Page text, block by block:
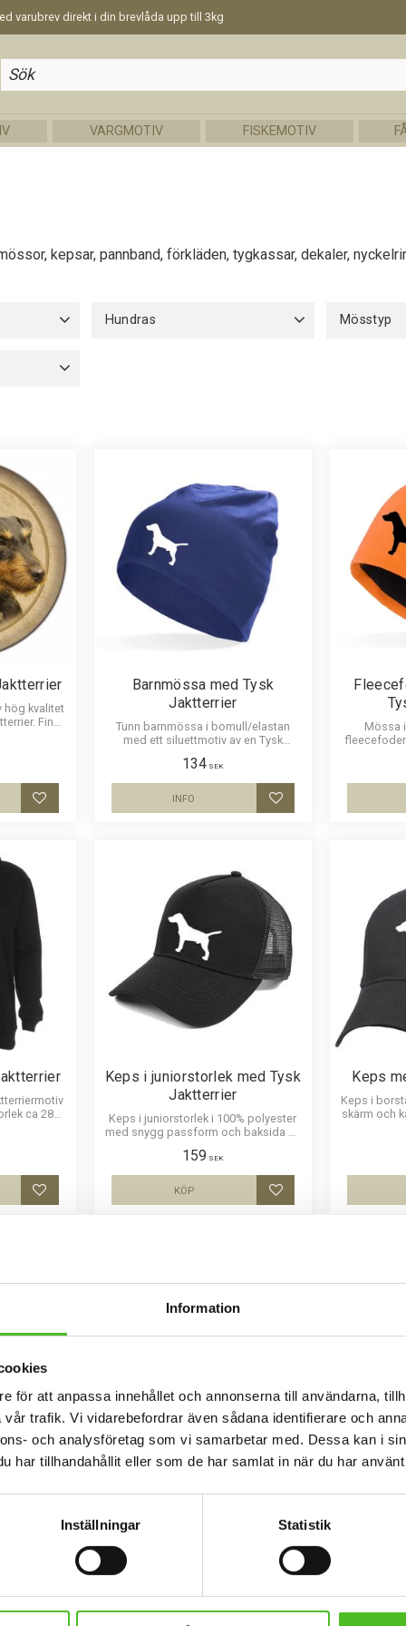
Information
för att anpassa innehållet och annonserna till användarna,
trafik. Vi vidarebefordrar även sådana identifierare och
och analysföretag som vi samarbetar med. Dessa kan i
har tillhandahållit eller som de har samlat in när du har
Inställningar Statistik
varubrev direkt i din brevlåda upp till 3kg
VARGMOTIV FISKEMOTIV
kepsar, pannband, förkläden, tygkassar, dekaler,
Hundras Mösstyp
hög kvalitet
Finns
Lägg till i favoriter
Barnmössa med Tysk
Jaktterrier
Tunn barnmössa i bomull/elastan
med ett siluettmotiv av en Tysk
134 SEK
Lägg till i favoriter
INFO
Mössa
ca 28x7
Lägg till i favoriter
Keps i juniorstorlek med Tysk
Jaktterrier
Keps i juniorstorlek i 100% polyester
med snygg passform och baksida av
Jaktterrier. Luftig och skön keps.
159 SEK
Lägg till i favoriter
KÖP
Keps
Keps i
skärm och
med ett
Nummerlappshållare med
säkerhetsnål för att sätta fast på
kläderna och en stark klämma för
nummerlappen. Bilden är ca 27mm i
diameter och laminerad för att vara
hållbar och ge ett uttryck av djup i
Bilden
ett